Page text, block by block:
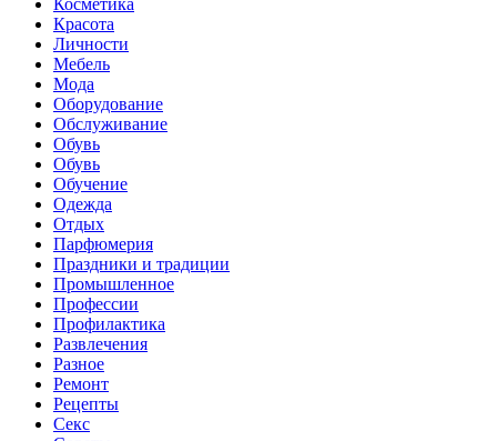
Красота
Личности
Мебель
Мода
Оборудование
Обслуживание
Обувь
Обувь
Обучение
Одежда
Отдых
Парфюмерия
Праздники и традиции
Промышленное
Профессии
Профилактика
Развлечения
Разное
Ремонт
Рецепты
Секс